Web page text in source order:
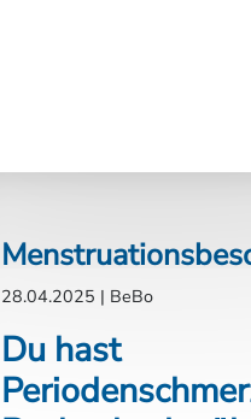
28.04.2025 | BeBo
Du hast